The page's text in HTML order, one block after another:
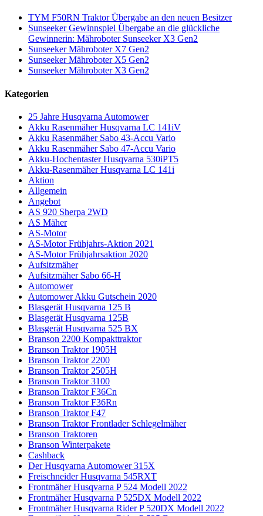
TYM F50RN Traktor Übergabe an den neuen Besitzer
Sunseeker Gewinnspiel Übergabe an die glückliche
Gewinnerin: Mähroboter Sunseeker X3 Gen2
Sunseeker Mähroboter X7 Gen2
Sunseeker Mähroboter X5 Gen2
Sunseeker Mähroboter X3 Gen2
Kategorien
25 Jahre Husqvarna Automower
Akku Rasenmäher Husqvarna LC 141iV
Akku Rasenmäher Sabo 43-Accu Vario
Akku Rasenmäher Sabo 47-Accu Vario
Akku-Hochentaster Husqvarna 530iPT5
Akku-Rasenmäher Husqvarna LC 141i
Aktion
Allgemein
Angebot
AS 920 Sherpa 2WD
AS Mäher
AS-Motor
AS-Motor Frühjahrs-Aktion 2021
AS-Motor Frühjahrsaktion 2020
Aufsitzmäher
Aufsitzmäher Sabo 66-H
Automower
Automower Akku Gutschein 2020
Blasgerät Husqvarna 125 B
Blasgerät Husqvarna 125B
Blasgerät Husqvarna 525 BX
Branson 2200 Kompakttraktor
Branson Traktor 1905H
Branson Traktor 2200
Branson Traktor 2505H
Branson Traktor 3100
Branson Traktor F36Cn
Branson Traktor F36Rn
Branson Traktor F47
Branson Traktor Frontlader Schlegelmäher
Branson Traktoren
Branson Winterpakete
Cashback
Der Husqvarna Automower 315X
Freischneider Husqvarna 545RXT
Frontmäher Husqvarna P 524 Modell 2022
Frontmäher Husqvarna P 525DX Modell 2022
Frontmäher Husqvarna Rider P 520DX Modell 2022